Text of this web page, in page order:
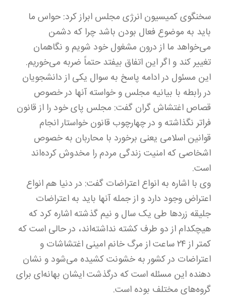
سخنگوی کمیسیون انرژی مجلس ابراز کرد: حواس ما
باید به موضوع فعال بودن باشد چرا که دشمن
می‌خواهد ما از درون مشغول خود شویم و نگاهمان
تغییر کند و اگر این اتفاق بیفتد حتماً ضربه می‌خوریم.
این مسئول در ادامه پاسخ به سوال یکی از دانشجویان
در رابطه با بیانیه مجلس و خواسته آنها در خصوص
قصاص اغتشاش گران گفت: مجلس پای خود را از قانون
فراتر نگذاشته و در چهارچوب قانون خواستار انجام
قوانین اسلامی یعنی برخورد با محاربان به خصوص
اشخاصی که امنیت زندگی مردم را مخدوش کرده‌اند
است.
وی با اشاره به انواع اعتراضات گفت: در دنیا هم انواع
اعتراض وجود دارد و از جمله آنها باید به اعتراضات
جلیقه زردها طی یک سال و نیم گذشته اشاره کرد که
هیچکدام از دو طرف کشته نداشته‌اند، در حالی است که
کمتر از ۲۴ ساعت از مرگ خانم امینی اغتشاشات و
اعتراضات در کشور به خشونت کشیده می‌شود و نشان
دهنده این مسئله است که درگذشت ایشان بهانه‌ای برای
گروه‌های مختلف بوده است.